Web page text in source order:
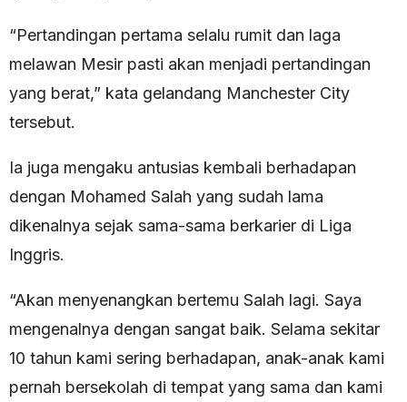
“Pertandingan pertama selalu rumit dan laga
melawan Mesir pasti akan menjadi pertandingan
yang berat,” kata gelandang Manchester City
tersebut.
Ia juga mengaku antusias kembali berhadapan
dengan Mohamed Salah yang sudah lama
dikenalnya sejak sama-sama berkarier di Liga
Inggris.
“Akan menyenangkan bertemu Salah lagi. Saya
mengenalnya dengan sangat baik. Selama sekitar
10 tahun kami sering berhadapan, anak-anak kami
pernah bersekolah di tempat yang sama dan kami